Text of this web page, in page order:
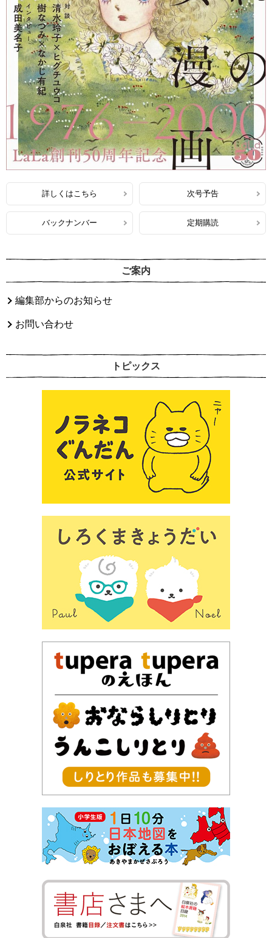
詳しくはこちら 次号予告
バックナンバー 定期購読
ご案内
編集部からのお知らせ
お問い合わせ
トピックス